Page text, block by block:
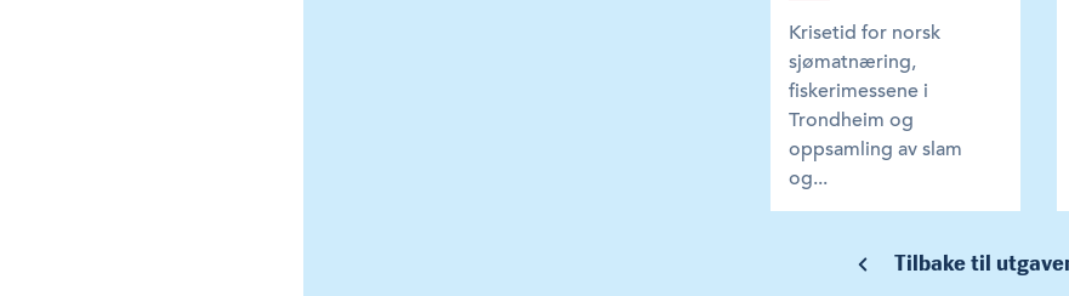
Krisetid for norsk
sjømatnæring,
fiskerimessene i
Trondheim og
oppsamling av slam
og...
Tilbake til